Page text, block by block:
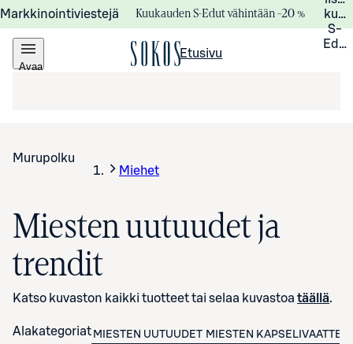
Markkinointiviestejä Kuukauden S-Edut vähintään –20 %
S-
Avaa
Etusivu
Murupolku
Miehet
Miesten uutuudet ja
trendit
Katso kuvaston kaikki tuotteet tai selaa kuvastoa täällä.
Alakategoriat MIESTEN UUTUUDET MIESTEN